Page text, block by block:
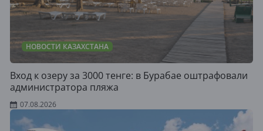
НОВОСТИ КАЗАХСТАНА
Вход к озеру за 3000 тенге: в Бурабае оштрафовали
администратора пляжа
07.08.2026